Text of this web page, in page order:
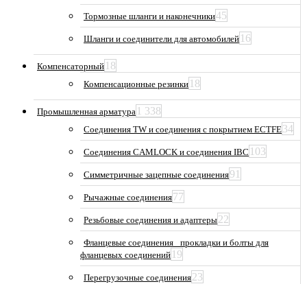
Тормозные шланги и наконечники45
Шланги и соединители для автомобилей 16
Компенсаторный 18
Компенсационные резинки 18
Промышленная арматура 1 338
Соединения TW и соединения с покрытием ECTFE34
Соединения CAMLOCK и соединения IBC 103
Симметричные зацепные соединения91
Рычажные соединения77
Резьбовые соединения и адаптеры22
Фланцевые соединения_ прокладки и болты для
фланцевых соединений 19
Перегрузочные соединения23